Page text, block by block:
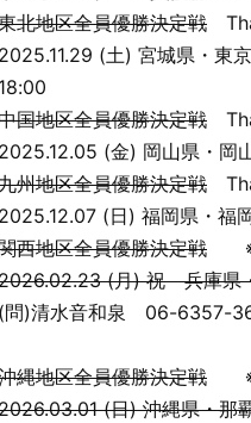
北地区全員優勝決定戦
2025.11.29 (土) 宮城県・東
18:00
国地区全員優勝決定戦
2025.12.05 (金) 岡山県・岡
州地区全員優勝決定戦
2025.12.07 (日) 福岡県・福
西地区全員優勝決定戦 ※
(月) 祝 兵庫県
(問)清水音和泉 06-6357-
縄地区全員優勝決定戦 ※
(日) 沖縄県・那